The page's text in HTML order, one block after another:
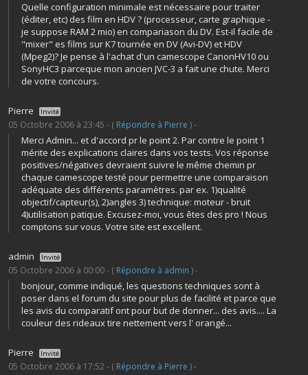
Quelle configuration minimale est nécessaire pour traiter
(éditer, etc) des film en HDV ? (processeur, carte graphique -
je suppose RAM 2 mio) en compariason du DV. Est-il facile de
"mixer" es films sur K7 tournée en DV (Avi-DV) et HDV
(Mpeg2)? Je pense à l'achat d'un camescope CanonHV10 ou
SonyHC3 parceque mon ancien JVC-3 a fait une chute. Merci
de votre concours.
Pierre Invité
05 Octobre 2006 à 23:45 - ( Répondre à Pierre ) -
Merci Admin... et d'accord pr le point 2. Par contre le point 1
mérite des explications claires dans vos tests. Vos réponse
positives/négatives devraient suivre le même chemin pr
chaque camescope testé pour permettre une comparaison
adéquate des différents paramètres. par ex. 1)qualité
objectif/capteur(s), 2)angles 3) technique: moteur - bruit
4)utilisation patique. Excusez-moi, vous êtes des pro ! Nous
comptons sur vous. Votre site est excellent.
admin Invité
05 Octobre 2006 à 00:00 - ( Répondre à admin ) -
bonjour, comme indiqué, les questions techniques sont à
poser dans el forum du site pour plus de facilité et parce que
les avis du comparatif ont pour but de donner... des avis.... La
couleur des rideaux tire nettement vers l' orangé...
Pierre Invité
05 Octobre 2006 à 17:52 - ( Répondre à Pierre ) -